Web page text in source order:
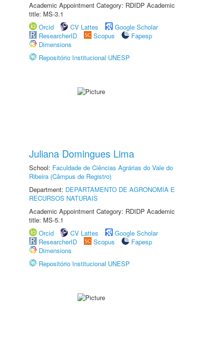
Academic Appointment Category: RDIDP Academic
title: MS-3.1
Orcid
CV Lattes
Google Scholar
ResearcherID
Scopus
Fapesp
Dimensions
Repositório Institucional UNESP
Juliana Domingues Lima
School: Faculdade de Ciências Agrárias do Vale do
Ribeira (Câmpus de Registro)
Department: DEPARTAMENTO DE AGRONOMIA E
RECURSOS NATURAIS
Academic Appointment Category: RDIDP Academic
title: MS-5.1
Orcid
CV Lattes
Google Scholar
ResearcherID
Scopus
Fapesp
Dimensions
Repositório Institucional UNESP